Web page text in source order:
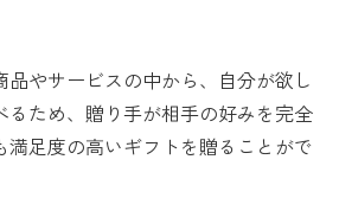
やサービスの中から、自分が欲し
るため、贈り手が相手の好みを完全
満足度の高いギフトを贈ることがで